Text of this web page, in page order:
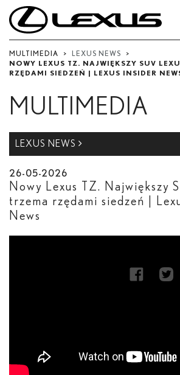
MULTIMEDIA > LEXUS NEWS
>
NOWY LEXUS TZ. NAJWIĘKSZY SUV
RZĘDAMI SIEDZEŃ | LEXUS INSIDER
MULTIMEDIA
LEXUS NEWS
26-05-2026
Nowy Lexus TZ. Największy
trzema rzędami siedzeń |
News
W
okresie
Od
-
Data rozpoczęcia
Zakończ
Szukaj